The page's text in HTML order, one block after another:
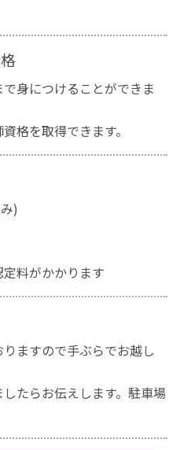
身につけることができま
格を取得できます。
)
料がかかります
ますので手ぶらでお越し
たらお伝えします。駐車場